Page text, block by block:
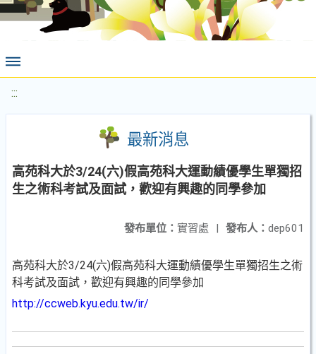
:::
最新消息
高苑科大於3/24(六)假高苑科大運動績優學生單獨招
生之術科考試及面試，歡迎有興趣的同學參加
發布人： dep601
發布單位： 實習處 |
高苑科大於3/24(六)假高苑科大運動績優學生單獨招生之術
科考試及面試，歡迎有興趣的同學參加
http://ccweb.kyu.edu.tw/ir/